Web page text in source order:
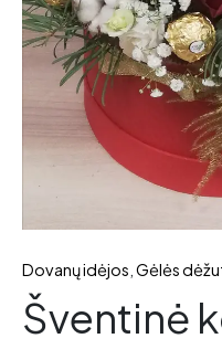
Dovanų idėjos Gėlės
Šventinė